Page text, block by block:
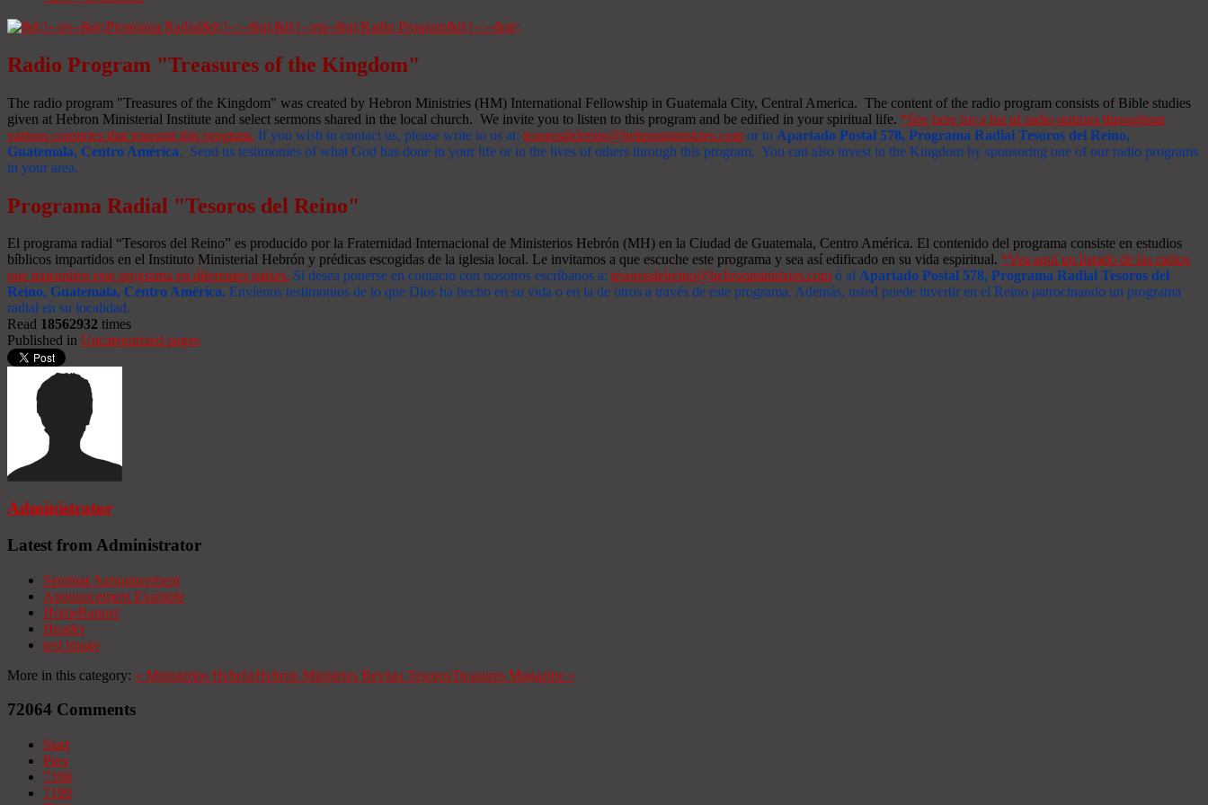
Radio Program "Treasures of the Kingdom"
The radio program "Treasures of the Kingdom" was created by Hebron Ministries (HM) International Fellowship in Guatemala City, Central America. The content of the radio program consists of Bible studies
given at Hebron Ministerial Institute and select sermons shared in the local church. We invite you to listen to this program and be edified in your spiritual life. *See here for a list of radio stations throughout
various countries that transmit this program. If you wish to contact us, please write to us at: tesorosdelreino@hebronministries.com or to Apartado Postal 578, Programa Radial Tesoros del Reino,
Guatemala, Centro América. Send us testimonies of what God has done in your life or in the lives of others through this program. You can also invest in the Kingdom by sponsoring one of our radio programs
in your area.
Programa Radial "Tesoros del Reino"
El programa radial “Tesoros del Reino” es producido por la Fraternidad Internacional de Ministerios Hebrón (MH) en la Ciudad de Guatemala, Centro América. El contenido del programa consiste en estudios
bíblicos impartidos en el Instituto Ministerial Hebrón y prédicas escogidas de la iglesia local. Le invitamos a que escuche este programa y sea así edificado en su vida espiritual. *Vea aquí un listado de las radios
que transmiten este programa en diferentes países. Si desea ponerse en contacto con nosotros escríbanos a: tesorosdelreino@hebronministries.com ó al Apartado Postal 578, Programa Radial Tesoros del
Reino, Guatemala, Centro América. Envíenos testimonios de lo que Dios ha hecho en su vida o en la de otros a través de este programa. Además, usted puede invertir en el Reino patrocinando un programa
radial en su localidad.
Read 18562932 times
Published in Uncategorized pages
Administrator
Latest from Administrator
Seminar Announcement
Announcement Example
HomeBanner
Header
test image
More in this category: « Ministerios HebrónHebron Ministries Revista TesorosTreasures Magazine »
72064 Comments
Start
Prev
7198
7199